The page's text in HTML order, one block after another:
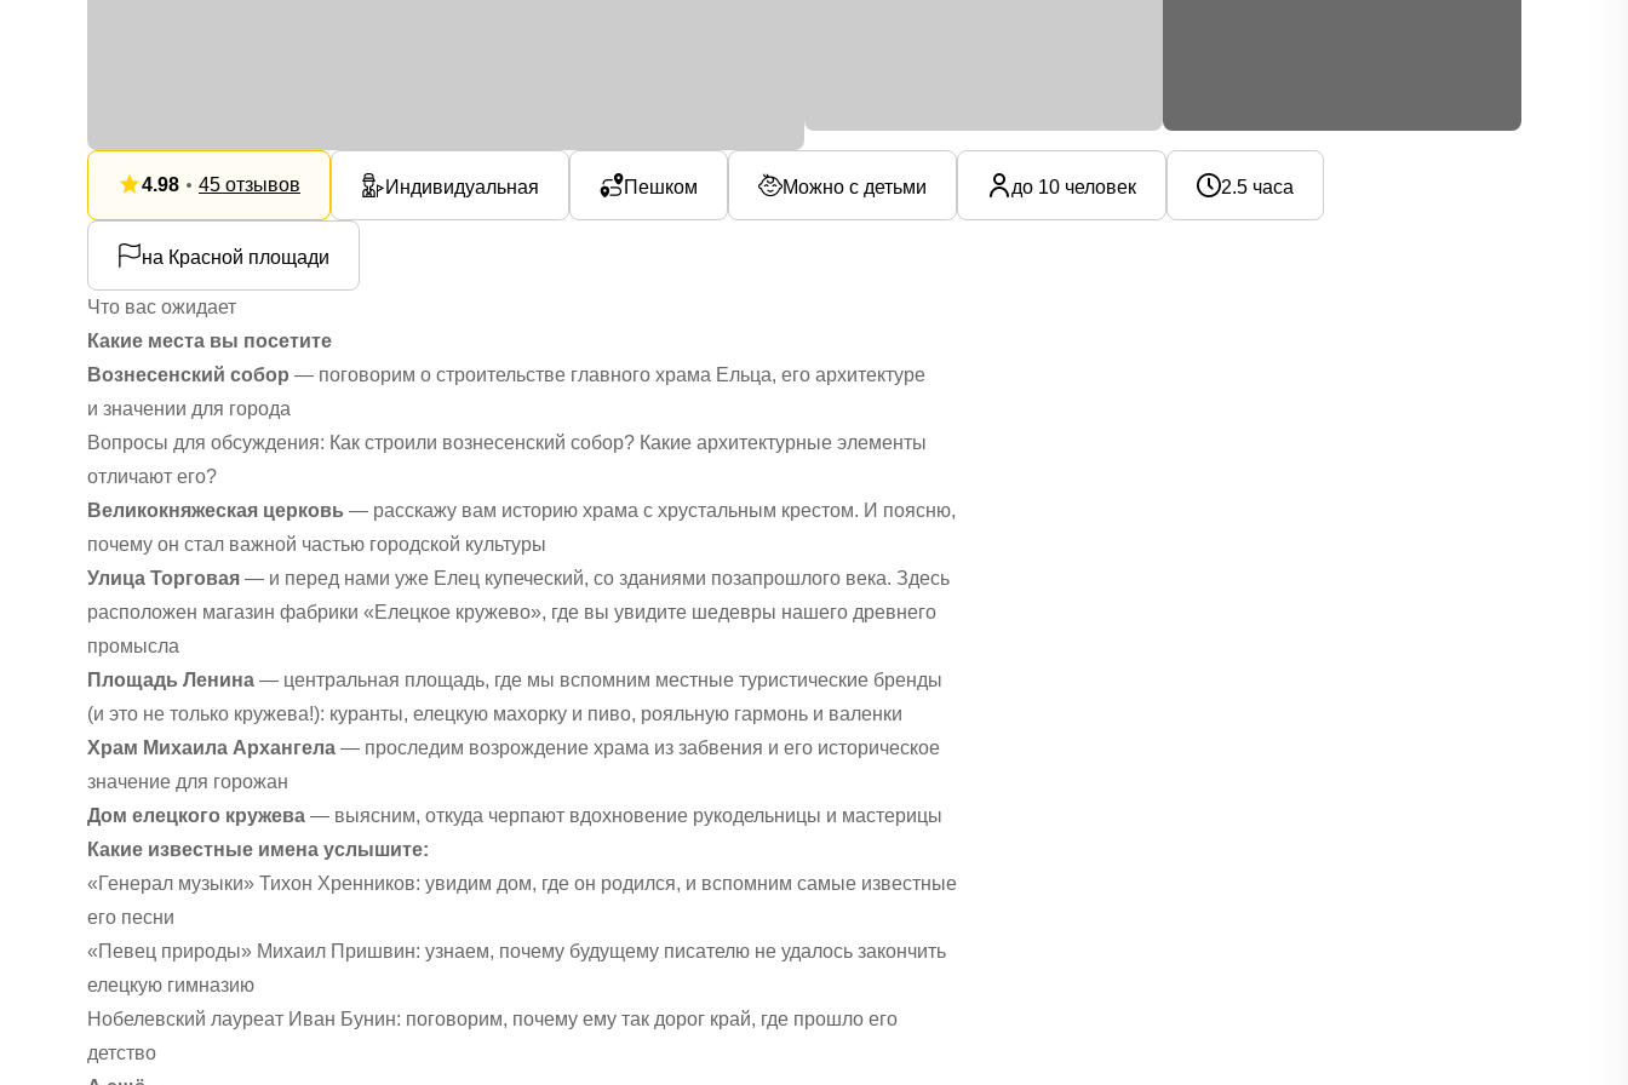
4.98 45 отзывов Индивидуальная Пешком Можно с детьми до 10 человек 2.5 часа
на Красной площади
Что вас ожидает
Какие места вы посетите
Вознесенский собор — поговорим о строительстве главного храма Ельца, его архитектуре
и значении для города
Вопросы для обсуждения: Как строили вознесенский собор? Какие архитектурные элементы
отличают его?
Великокняжеская церковь — расскажу вам историю храма с хрустальным крестом. И поясню,
почему он стал важной частью городской культуры
Улица Торговая — и перед нами уже Елец купеческий, со зданиями позапрошлого века. Здесь
расположен магазин фабрики «Елецкое кружево», где вы увидите шедевры нашего древнего
промысла
Площадь Ленина — центральная площадь, где мы вспомним местные туристические бренды
(и это не только кружева!): куранты, елецкую махорку и пиво, рояльную гармонь и валенки
Храм Михаила Архангела — проследим возрождение храма из забвения и его историческое
значение для горожан
Дом елецкого кружева — выясним, откуда черпают вдохновение рукодельницы и мастерицы
Какие известные имена услышите:
«Генерал музыки» Тихон Хренников: увидим дом, где он родился, и вспомним самые известные
его песни
«Певец природы» Михаил Пришвин: узнаем, почему будущему писателю не удалось закончить
елецкую гимназию
Нобелевский лауреат Иван Бунин: поговорим, почему ему так дорог край, где прошло его
детство